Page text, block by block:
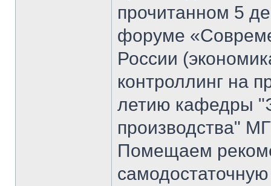
прочитанном 5
форуме
России
контроллинг на
летию кафедры
производства"
Помещаем